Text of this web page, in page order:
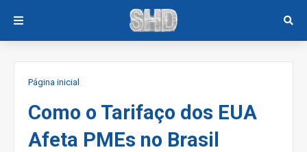
Página inicial
Como o Tarifaço dos EUA
Afeta PMEs no Brasil